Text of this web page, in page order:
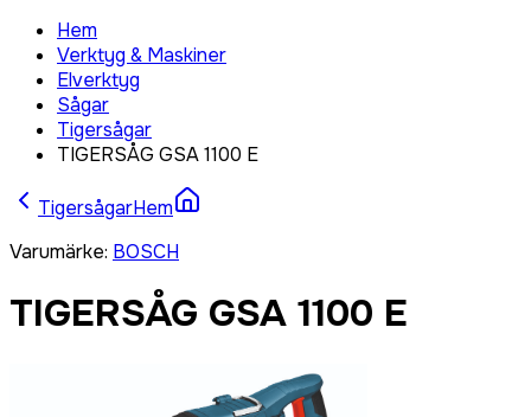
Hem
Verktyg & Maskiner
Elverktyg
Sågar
Tigersågar
TIGERSÅG GSA 1100 E
TigersågarHem
Varumärke: BOSCH
TIGERSÅG GSA 1100 E